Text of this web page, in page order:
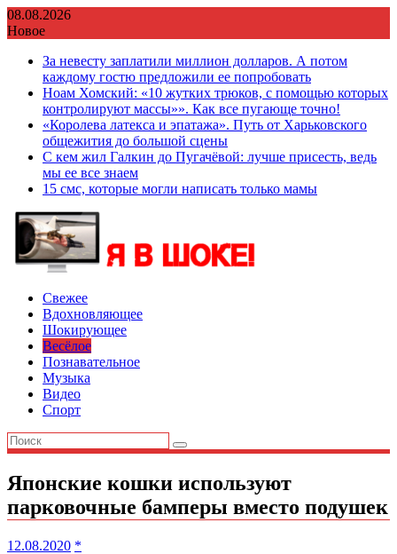
Перейти
к
08.08.2026
Новое
За невесту заплатили миллион долларов. А потом
каждому гостю предложили ее попробовать
Ноам Хомский: «10 жутких трюков, с помощью которых
контролируют массы»». Как все пугающе точно!
«Королева латекса и эпатажа». Путь от Харьковского
общежития до большой сцены
С кем жил Галкин до Пугачёвой: лучше присесть, ведь
мы ее все знаем
15 смс, которые могли написать только мамы
Свежее
Вдохновляющее
Шокирующее
Весёлое
Познавательное
Музыка
Видео
Спорт
Японские кошки используют
парковочные бамперы вместо подушек
12.08.2020 *